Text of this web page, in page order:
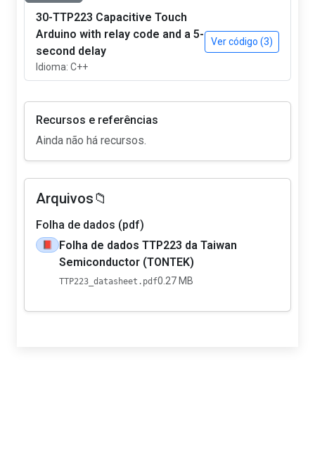
30-TTP223 Capacitive Touch
Arduino with relay code and a 5-
second delay
Idioma: C++
Ver código (3)
Recursos e referências
Ainda não há recursos.
Arquivos📁
Folha de dados (pdf)
📕
Folha de dados TTP223 da Taiwan
Semiconductor (TONTEK)
TTP223_datasheet.pdf0.27 MB